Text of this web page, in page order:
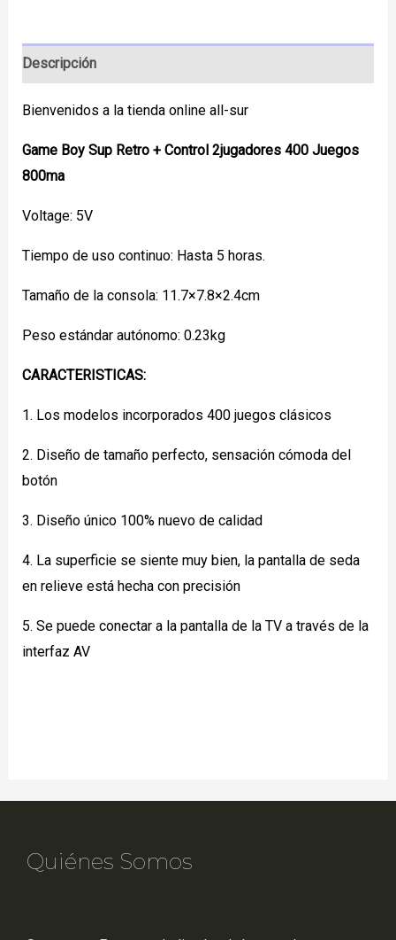
Descripción
Bienvenidos a la tienda online all-sur
Game Boy Sup Retro + Control 2jugadores 400 Juegos
800ma
Voltage: 5V
Tiempo de uso continuo: Hasta 5 horas.
Tamaño de la consola: 11.7×7.8×2.4cm
Peso estándar autónomo: 0.23kg
CARACTERISTICAS:
1. Los modelos incorporados 400 juegos clásicos
2. Diseño de tamaño perfecto, sensación cómoda del
botón
3. Diseño único 100% nuevo de calidad
4. La superficie se siente muy bien, la pantalla de seda
en relieve está hecha con precisión
5. Se puede conectar a la pantalla de la TV a través de la
interfaz AV
Quiénes Somos